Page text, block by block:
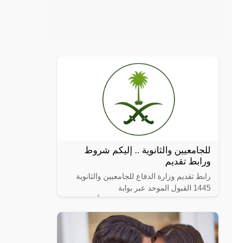
للجامعيين والثانوية .. إليكم شروط
ورابط تقديم
رابط تقديم وزارة الدفاع للجامعيين والثانوية
1445 القبول الموحد عبر بوابة
وزارة الدفاع بالمملكة العربية السعودية متمثلة